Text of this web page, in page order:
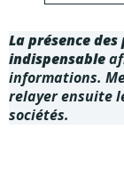
La présence
indispensable
informations.
relayer ensuite
sociétés.